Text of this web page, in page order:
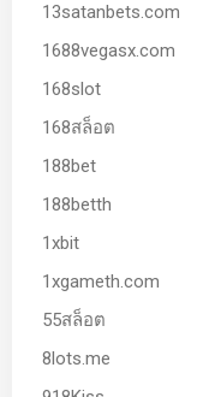
13satanbets.com
1688vegasx.com
168slot
168สล็อต
188bet
188betth
1xbit
1xgameth.com
55สล็อต
8lots.me